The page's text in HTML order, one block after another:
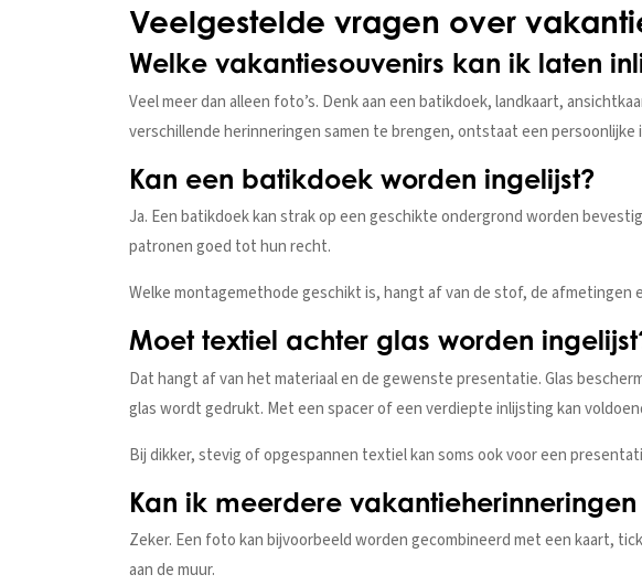
Veelgestelde vragen over
Welke vakantiesouvenirs kan ik laten
Veel meer dan alleen foto’s. Denk aan een batikdoek, landkaart,
verschillende herinneringen samen te brengen, ontstaat een
Kan een batikdoek worden ingelijst?
Ja. Een batikdoek kan strak op een geschikte ondergrond worden
patronen goed tot hun recht.
Welke montagemethode geschikt is, hangt af van de stof, de afmetingen
Moet textiel achter glas worden
Dat hangt af van het materiaal en de gewenste presentatie. Glas
glas wordt gedrukt. Met een spacer of een verdiepte inlijsting kan
Bij dikker, stevig of opgespannen textiel kan soms ook voor een
Kan ik meerdere
Zeker. Een foto kan bijvoorbeeld worden gecombineerd met een kaart,
aan de muur.